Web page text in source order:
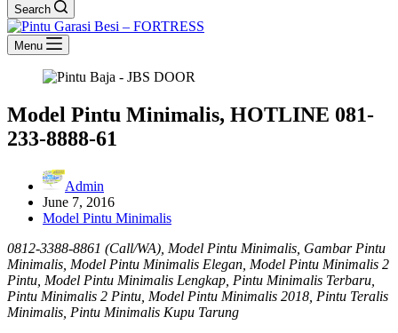
Search
Menu
Model Pintu Minimalis, HOTLINE 081-
233-8888-61
Admin
June 7, 2016
Model Pintu Minimalis
0812-3388-8861 (Call/WA), Model Pintu Minimalis, Gambar Pintu
Minimalis, Model Pintu Minimalis Elegan, Model Pintu Minimalis 2
Pintu, Model Pintu Minimalis Lengkap, Pintu Minimalis Terbaru,
Pintu Minimalis 2 Pintu, Model Pintu Minimalis 2018, Pintu Teralis
Minimalis, Pintu Minimalis Kupu Tarung